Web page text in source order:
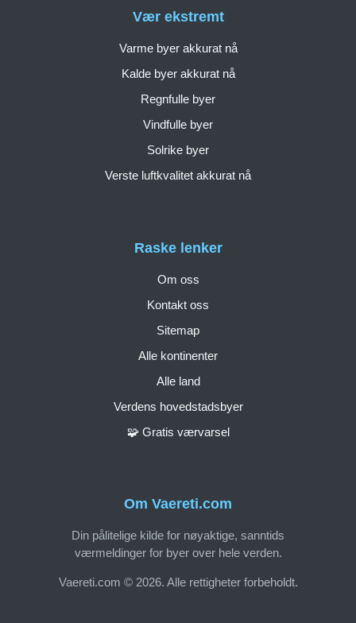
Om Vaereti.com
Din pålitelige kilde for nøyaktige, sanntids
værmeldinger for byer over hele verden.
Vaereti.com © 2026. Alle rettigheter forbeholdt.
Raske lenker
Om oss
Kontakt oss
Sitemap
Alle kontinenter
Alle land
Verdens hovedstadsbyer
🧩 Gratis værvarsel
Vær ekstremt
Varme byer akkurat nå
Kalde byer akkurat nå
Regnfulle byer
Vindfulle byer
Solrike byer
Verste luftkvalitet akkurat nå